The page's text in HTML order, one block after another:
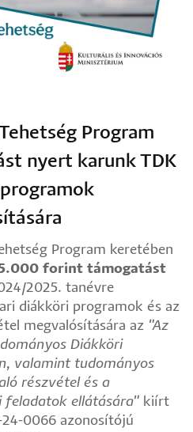
Program
nyert karunk TDK
Program keretében
forint támogatást
2025. tanévre
diákköri programok és az
megvalósítására az "Az
Diákköri
valamint tudományos
részvétel és a
feladatok ellátására" kiírt
24-0066 azonosítójú